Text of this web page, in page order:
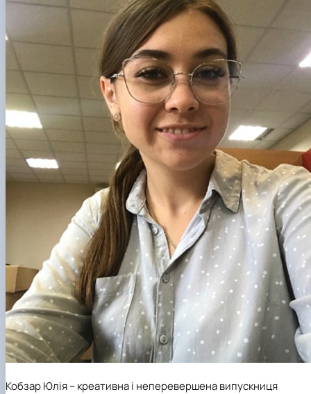
Кобзар Юлія– креативна і неперевершена випускниця